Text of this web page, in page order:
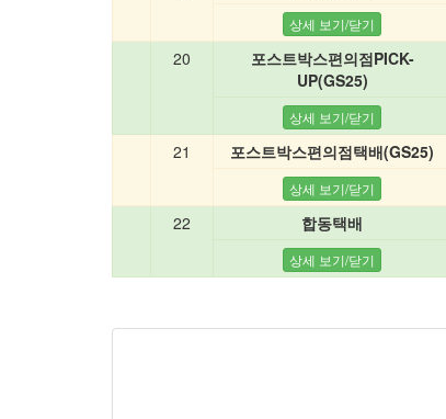
20
포스트박스편의점PICK-
UP(GS25)
21
포스트박스편의점택배(GS25)
22
합동택배